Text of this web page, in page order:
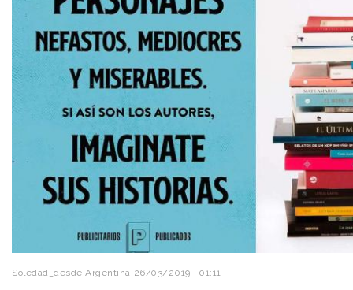
Soledad_desde Argentina 26/03/2019 · 01:11